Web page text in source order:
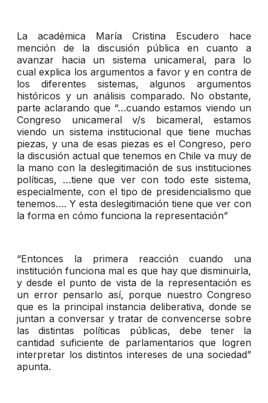
La académica María Cristina Escudero hace
mención de la discusión pública en cuanto a
avanzar hacia un sistema unicameral, para lo
cual explica los argumentos a favor y en contra de
los diferentes sistemas, algunos argumentos
históricos y un análisis comparado. No obstante,
parte aclarando que “…cuando estamos viendo un
Congreso unicameral v/s bicameral, estamos
viendo un sistema institucional que tiene muchas
piezas, y una de esas piezas es el Congreso, pero
la discusión actual que tenemos en Chile va muy de
la mano con la deslegitimación de sus instituciones
políticas, …tiene que ver con todo este sistema,
especialmente, con el tipo de presidencialismo que
tenemos…. Y esta deslegitimación tiene que ver con
la forma en cómo funciona la representación”
“Entonces la primera reacción cuando una
institución funciona mal es que hay que disminuirla,
y desde el punto de vista de la representación es
un error pensarlo así, porque nuestro Congreso
que es la principal instancia deliberativa, donde se
juntan a conversar y tratar de convencerse sobre
las distintas políticas públicas, debe tener la
cantidad suficiente de parlamentarios que logren
interpretar los distintos intereses de una sociedad”
apunta.